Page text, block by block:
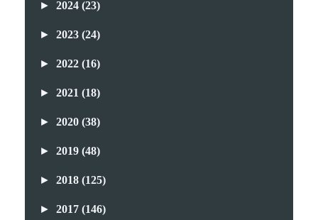
► 2024 (23)
► 2023 (24)
► 2022 (16)
► 2021 (18)
► 2020 (38)
► 2019 (48)
► 2018 (125)
► 2017 (146)